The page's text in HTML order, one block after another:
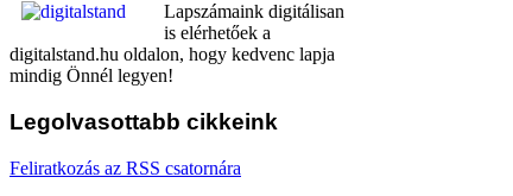
Lapszámaink digitálisan
is elérhetőek a
digitalstand.hu oldalon, hogy kedvenc lapja
mindig Önnél legyen!
Legolvasottabb cikkeink
Feliratkozás az RSS csatornára